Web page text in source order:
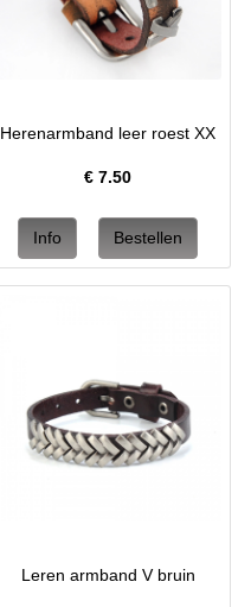
Herenarmband leer roest XX
€7.50
Leren armband V bruin